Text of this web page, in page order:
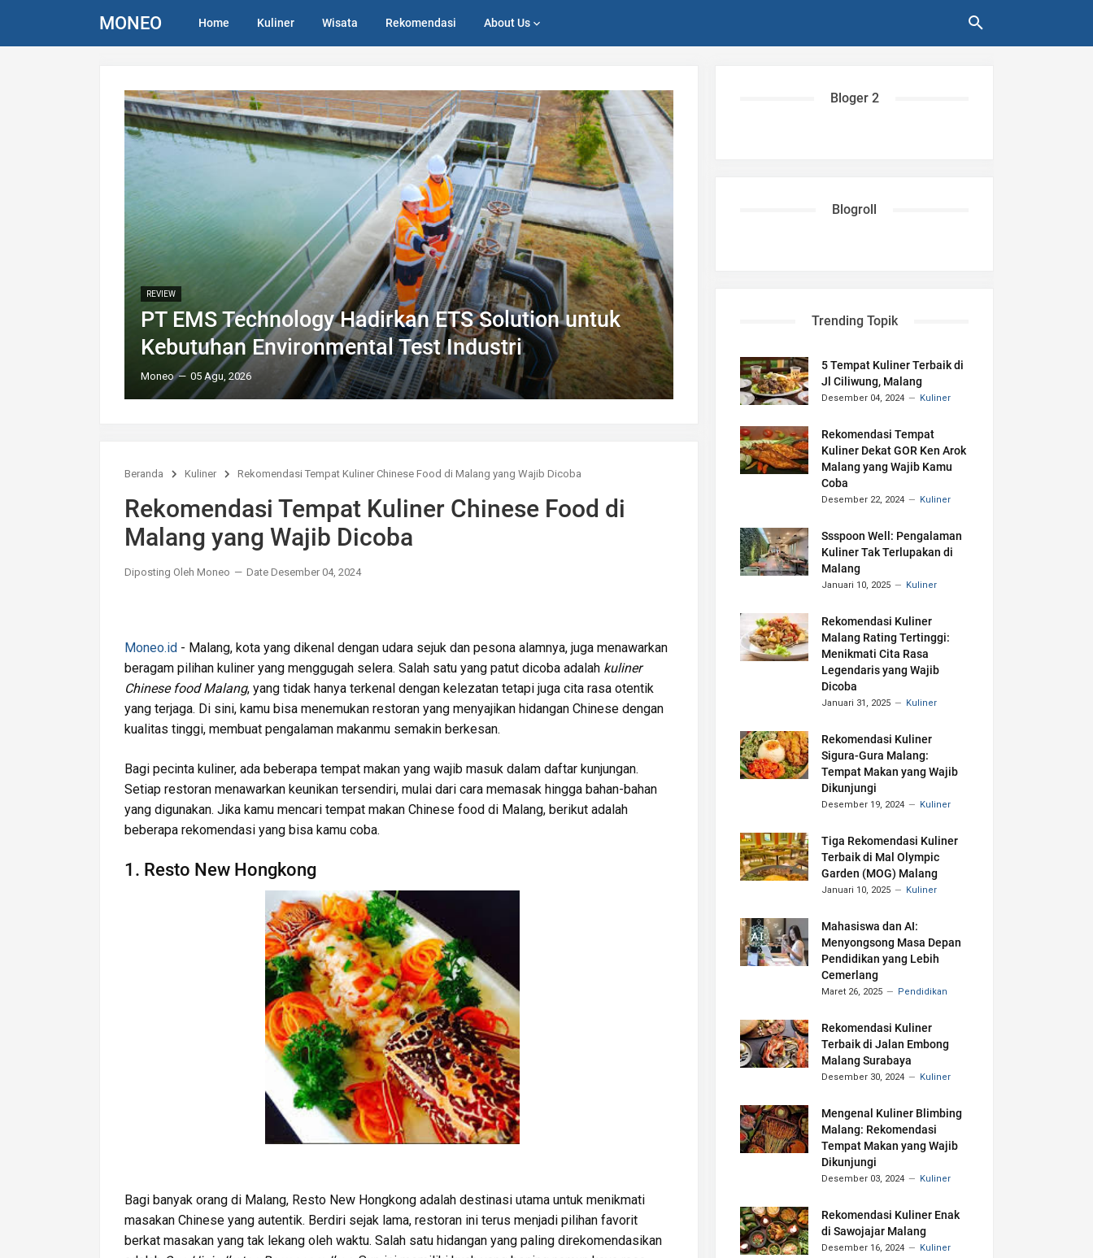
MONEO Home Kuliner Wisata Rekomendasi About Us
REVIEW
PT EMS Technology Hadirkan ETS Solution untuk
Kebutuhan Environmental Test Industri
Moneo 05 Agu, 2026
Beranda Kuliner Rekomendasi Tempat Kuliner Chinese Food di Malang yang Wajib Dicoba
Rekomendasi Tempat Kuliner Chinese Food di
Malang yang Wajib Dicoba
Diposting Oleh Moneo Date Desember 04, 2024
Moneo.id - Malang, kota yang dikenal dengan udara sejuk dan pesona alamnya, juga menawarkan
beragam pilihan kuliner yang menggugah selera. Salah satu yang patut dicoba adalah kuliner
Chinese food Malang, yang tidak hanya terkenal dengan kelezatan tetapi juga cita rasa otentik
yang terjaga. Di sini, kamu bisa menemukan restoran yang menyajikan hidangan Chinese dengan
kualitas tinggi, membuat pengalaman makanmu semakin berkesan.
Bagi pecinta kuliner, ada beberapa tempat makan yang wajib masuk dalam daftar kunjungan.
Setiap restoran menawarkan keunikan tersendiri, mulai dari cara memasak hingga bahan-bahan
yang digunakan. Jika kamu mencari tempat makan Chinese food di Malang, berikut adalah
beberapa rekomendasi yang bisa kamu coba.
1. Resto New Hongkong
Bagi banyak orang di Malang, Resto New Hongkong adalah destinasi utama untuk menikmati
masakan Chinese yang autentik. Berdiri sejak lama, restoran ini terus menjadi pilihan favorit
berkat masakan yang tak lekang oleh waktu. Salah satu hidangan yang paling direkomendasikan
Bloger 2
Blogroll
Trending Topik
5 Tempat Kuliner Terbaik di
Jl Ciliwung, Malang
Desember 04, 2024 Kuliner
Rekomendasi Tempat
Kuliner Dekat GOR Ken Arok
Malang yang Wajib Kamu
Coba
Desember 22, 2024 Kuliner
Ssspoon Well: Pengalaman
Kuliner Tak Terlupakan di
Malang
Januari 10, 2025 Kuliner
Rekomendasi Kuliner
Malang Rating Tertinggi:
Menikmati Cita Rasa
Legendaris yang Wajib
Dicoba
Januari 31, 2025 Kuliner
Rekomendasi Kuliner
Sigura-Gura Malang:
Tempat Makan yang Wajib
Dikunjungi
Desember 19, 2024 Kuliner
Tiga Rekomendasi Kuliner
Terbaik di Mal Olympic
Garden (MOG) Malang
Januari 10, 2025 Kuliner
Mahasiswa dan AI:
Menyongsong Masa Depan
Pendidikan yang Lebih
Cemerlang
Maret 26, 2025 Pendidikan
Rekomendasi Kuliner
Terbaik di Jalan Embong
Malang Surabaya
Desember 30, 2024 Kuliner
Mengenal Kuliner Blimbing
Malang: Rekomendasi
Tempat Makan yang Wajib
Dikunjungi
Desember 03, 2024 Kuliner
Rekomendasi Kuliner Enak
di Sawojajar Malang
Desember 16, 2024 Kuliner